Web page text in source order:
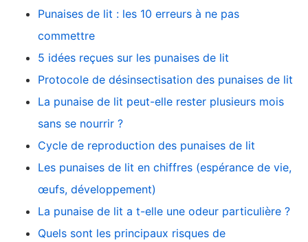
Punaises de lit : les 10 erreurs à ne pas
commettre
5 idées reçues sur les punaises de lit
Protocole de désinsectisation des punaises de lit
La punaise de lit peut-elle rester plusieurs mois
sans se nourrir ?
Cycle de reproduction des punaises de lit
Les punaises de lit en chiffres (espérance de vie,
œufs, développement)
La punaise de lit a t-elle une odeur particulière ?
Quels sont les principaux risques de